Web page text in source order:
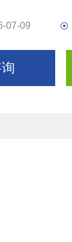
07-09